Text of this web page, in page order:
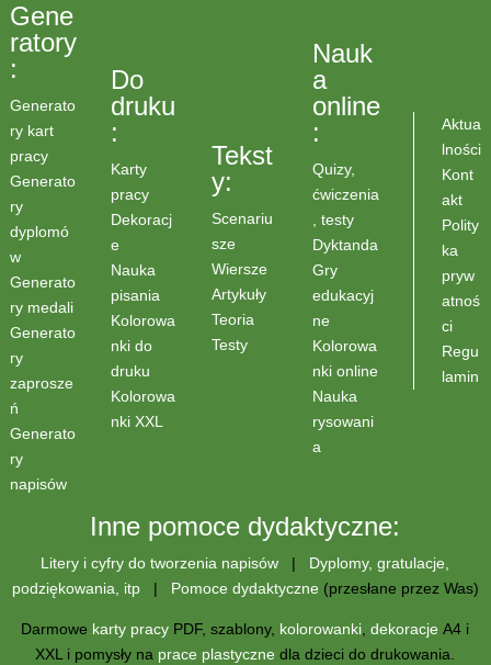
Gene
ratory
:
Generato
ry kart
pracy
Generato
ry
dyplomó
w
Generato
ry medali
Generato
ry
zaprosze
ń
Generato
ry
napisów
Do
druku
:
Karty
pracy
Dekoracj
e
Nauka
pisania
Kolorowa
nki do
druku
Kolorowa
nki XXL
Tekst
y:
Scenariu
sze
Wiersze
Artykuły
Teoria
Testy
Nauk
a
online
:
Quizy,
ćwiczenia
, testy
Dyktanda
Gry
edukacyj
ne
Kolorowa
nki online
Nauka
rysowani
a
Aktua
lności
Kont
akt
Polity
ka
pryw
atnoś
ci
Regu
lamin
Inne pomoce dydaktyczne:
Litery i cyfry do tworzenia napisów | Dyplomy, gratulacje,
podziękowania, itp| Pomoce dydaktyczne (przesłane przez Was)
Darmowe karty pracy PDF, szablony, kolorowanki,dekoracje A4 i
XXL i pomysły na prace plastyczne dla dzieci do drukowania.